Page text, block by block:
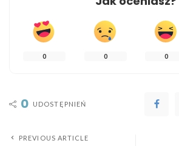
0 0 0
0 UDOSTĘPNIEŃ
PREVIOUS ARTICLE